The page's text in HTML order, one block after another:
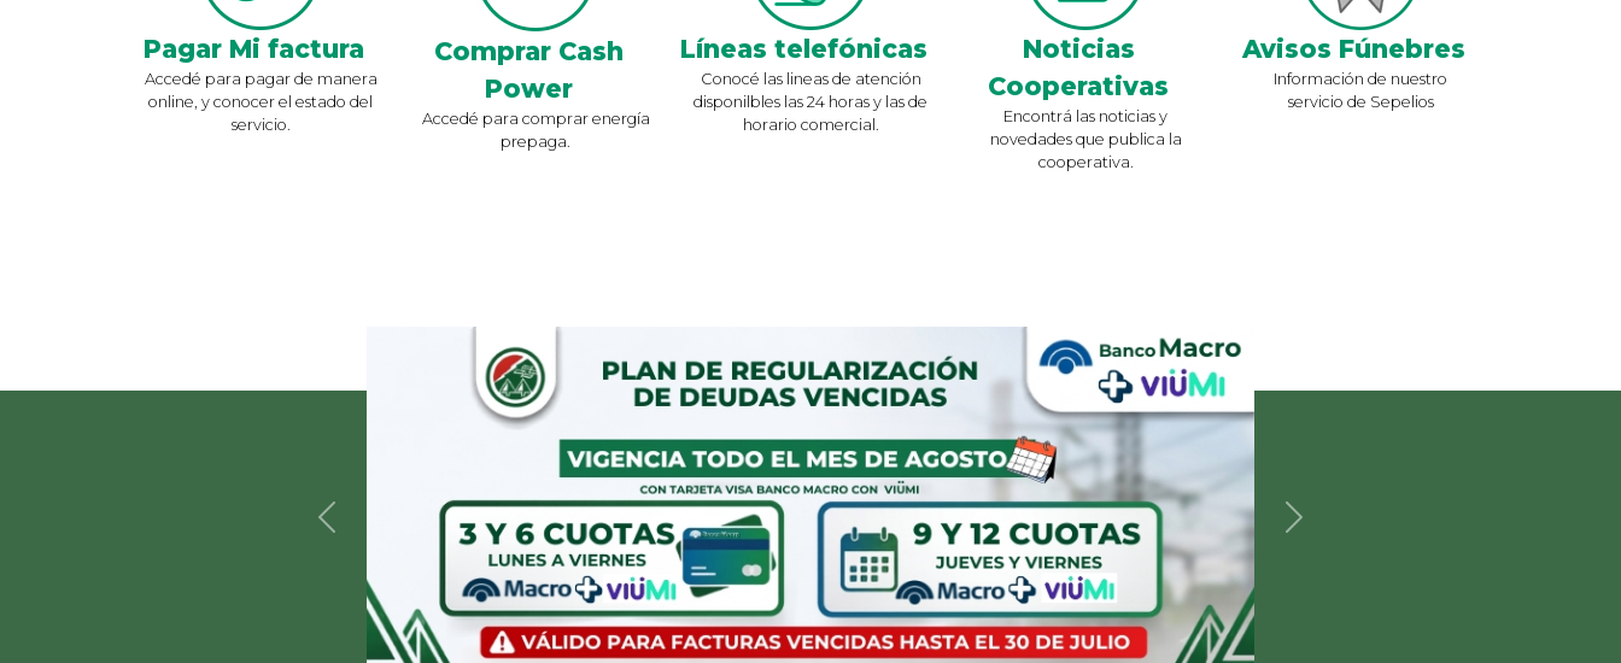
Pagar Mi factura
Accedé para pagar de manera
online, y conocer el estado del
servicio.
Comprar Cash
Power
Accedé para comprar energía
prepaga.
Líneas telefónicas
Conocé las lineas de atención
disponilbles las 24 horas y las de
horario comercial.
Noticias
Cooperativas
Encontrá las noticias y
novedades que publica la
cooperativa.
Avisos Fúnebres
Información de nuestro
servicio de Sepelios
Anterior Siguiente